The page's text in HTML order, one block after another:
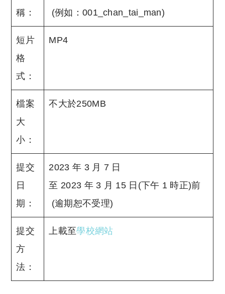
稱：
(例如：001_chan_tai_man)
短片
格
式：
MP4
檔案
大
小：
不大於250MB
提交
日
期：
2023 年 3 月 7 日
至 2023 年 3 月 15 日(下午 1 時正)前
(逾期恕不受理)
提交
方
法：
上載至學校網站